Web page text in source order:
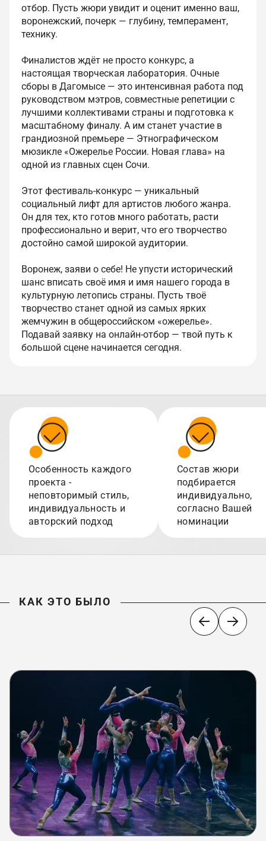
отбор. Пусть жюри увидит и оценит именно ваш,
воронежский, почерк — глубину, темперамент,
технику.
Финалистов ждёт не просто конкурс, а
настоящая творческая лаборатория. Очные
сборы в Дагомысе — это интенсивная работа под
руководством мэтров, совместные репетиции с
лучшими коллективами страны и подготовка к
масштабному финалу. А им станет участие в
грандиозной премьере — Этнографическом
мюзикле «Ожерелье России. Новая глава» на
одной из главных сцен Сочи.
Этот фестиваль-конкурс — уникальный
социальный лифт для артистов любого жанра.
Он для тех, кто готов много работать, расти
профессионально и верит, что его творчество
достойно самой широкой аудитории.
Воронеж, заяви о себе! Не упусти исторический
шанс вписать своё имя и имя нашего города в
культурную летопись страны. Пусть твоё
творчество станет одной из самых ярких
жемчужин в общероссийском «ожерелье».
Подавай заявку на онлайн-отбор — твой путь к
большой сцене начинается сегодня.
Особенность каждого
проекта -
неповторимый стиль,
индивидуальность и
авторский подход
Состав жюри
подбирается
индивидуально,
согласно Вашей
номинации
КАК ЭТО БЫЛО
КАК ЭТО БЫЛО